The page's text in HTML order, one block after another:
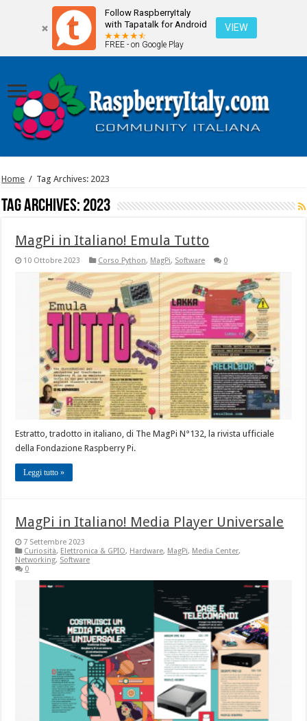
Follow RaspberryItaly
with Tapatalk for Android
FREE - on Google Play
VIEW
Home / Tag Archives: 2023
Tag Archives: 2023
MagPi in Italiano! Emula Tutto
10 Ottobre 2023 Corso Python, MagPi, Software 0
Estratto, tradotto in italiano, di The MagPi N°132, la rivista ufficiale
della Fondazione Raspberry Pi.
Leggi tutto »
MagPi in Italiano! Media Player Universale
7 Settembre 2023
Curiosità, Elettronica & GPIO, Hardware, MagPi, Media Center,
Networking, Software
0